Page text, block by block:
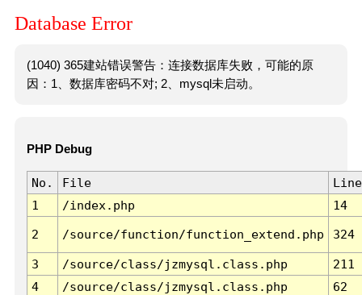
Database Error
(1040) 365建站错误警告：连接数据库失败，可能的原
因：1、数据库密码不对; 2、mysql未启动。
PHP Debug
No. File
Line
1
/index.php 14
2 /source/function/function_extend.php 324
3 /source/class/jzmysql.class.php
211
4
/source/class/jzmysql.class.php
62